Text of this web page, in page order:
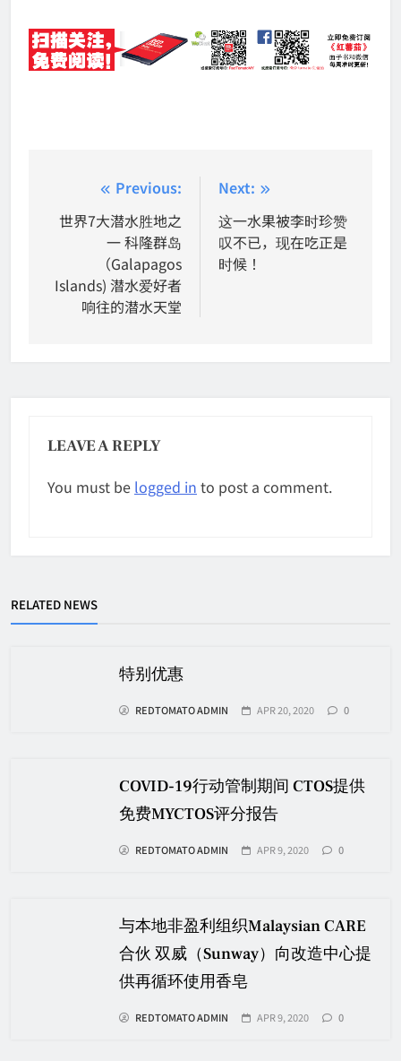
navigation
Previous:
世界7大潜水胜地之
一 科隆群岛
（Galapagos
Islands) 潜水爱好者
响往的潜水天堂
Next:
这一水果被李时珍赞
叹不已，现在吃正是
时候！
LEAVE A REPLY
You must be logged in to post a comment.
RELATED NEWS
特别优惠
REDTOMATO ADMIN APR 20, 2020 0
COVID-19行动管制期间 CTOS提供
免费MYCTOS评分报告
REDTOMATO ADMIN APR 9, 2020 0
与本地非盈利组织Malaysian CARE
合伙 双威（Sunway）向改造中心提
供再循环使用香皂
REDTOMATO ADMIN APR 9, 2020 0